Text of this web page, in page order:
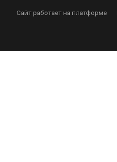
Сайт работает на платформе